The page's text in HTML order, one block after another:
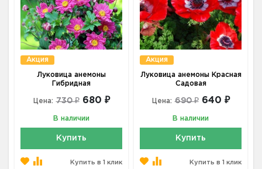
Акция
Луковица анемоны
Гибридная
Цена: 730 ₽ 680 ₽
В наличии
Купить
Купить в 1 клик
Акция
Луковица анемоны Красная
Садовая
Цена: 690 ₽ 640 ₽
В наличии
Купить
Купить в 1 клик